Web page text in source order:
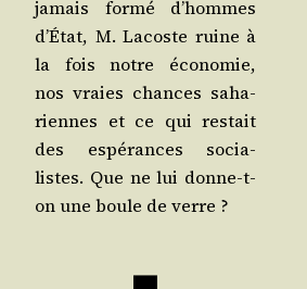
jamais for­mé d’hommes
d’État, M. Lacoste ruine à
la fois notre éco­no­mie,
nos vraies chances saha­
riennes et ce qui res­tait
des espé­rances socia­
listes. Que ne lui donne-t-
on une boule de verre ?